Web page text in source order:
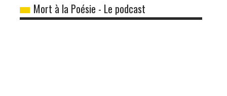
Mort à la Poésie - Le podcast